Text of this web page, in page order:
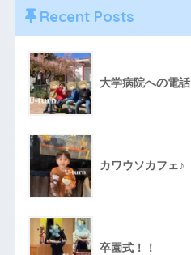
Recent Posts
大学病院への電話
カワウソカフェ♪
卒園式！！